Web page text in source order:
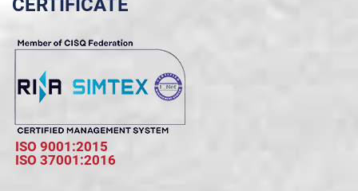
CERTIFICATE
ISO 9001:2015
ISO 37001:2016